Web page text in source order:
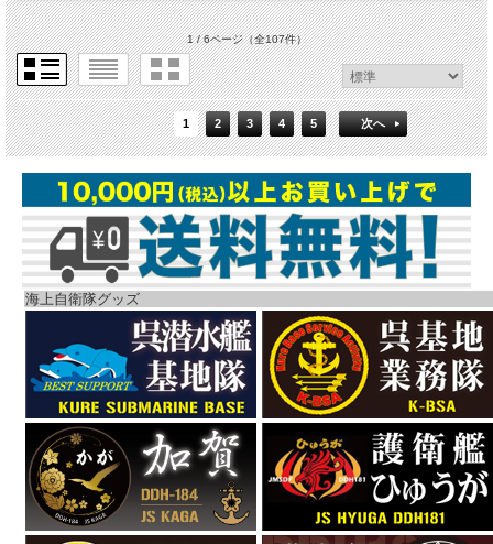
1 / 6ページ（全107件）
1 2 3 4 5 次へ
海上自衛隊グッズ